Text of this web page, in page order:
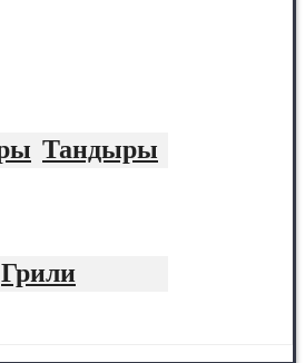
Тандыры
Грили